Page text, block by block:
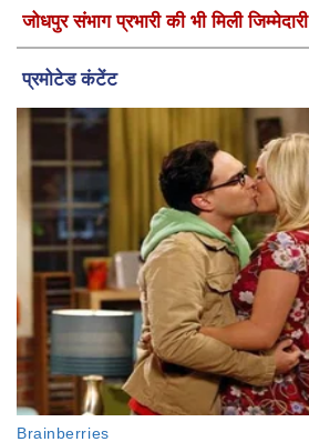
जोधपुर संभाग प्रभारी की भी मिली जिम्मेदारी